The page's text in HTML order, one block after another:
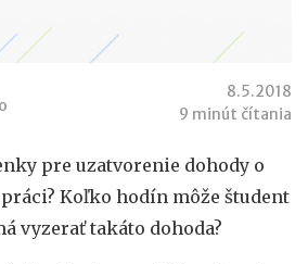
8.5.2018
9 minút čítania
pre uzatvorenie dohody o
Koľko hodín môže študent
vyzerať takáto dohoda?